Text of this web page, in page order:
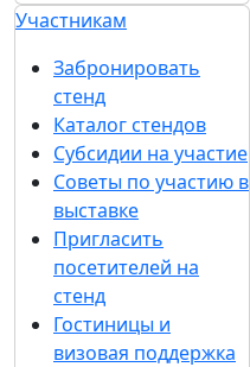
Участникам
Забронировать
стенд
Каталог стендов
Субсидии на участие
Советы по участию в
выставке
Пригласить
посетителей на
стенд
Гостиницы и
визовая поддержка